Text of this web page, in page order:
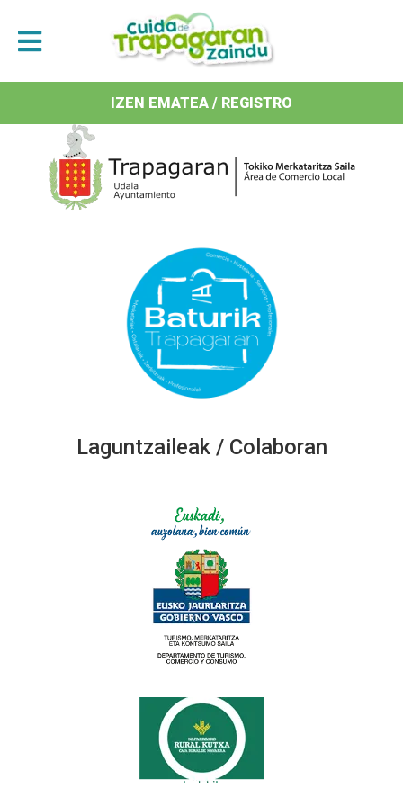
Antolatzaileak / Organizan
Laguntzaileak / Colaboran
IZEN EMATEA / REGISTRO